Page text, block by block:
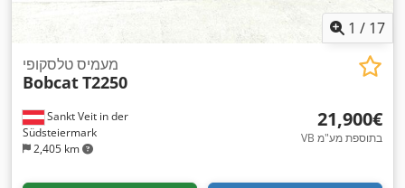
1 / 17
Sankt Veit in der
Südsteiermark
2,405 km
מעמיס טלסקופי
BobcatT2250
‏21,900 ‏€
VB בתוספת מע"מ